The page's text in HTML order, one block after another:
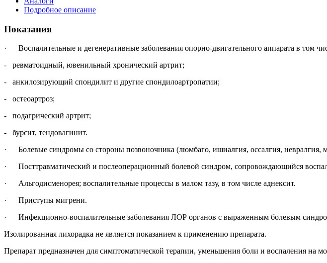
Подробное описание
Показания
· Воспалительные и дегенеративные заболевания опорно-двигательного аппарата в том
- ревматоидный, ювенильный хронический артрит;
- анкилозирующий спондилит и другие спондилоартропатии;
- остеоартроз;
- подагрический артрит;
- бурсит, тендовагинит.
· Болевые синдромы со стороны позвоночника (люмбаго, ишиалгия, оссалгия, невралгия,
· Посттравматический и послеоперационный болевой синдром, сопровождающийся
· Альгодисменорея; воспалительные процессы в малом тазу, в том числе аднексит.
· Приступы мигрени.
· Инфекционно-воспалительные заболевания ЛОР органов с выраженным болевым
Изолированная лихорадка не является показанием к применению препарата.
Препарат предназначен для симптоматической терапии, уменьшения боли и воспаления на